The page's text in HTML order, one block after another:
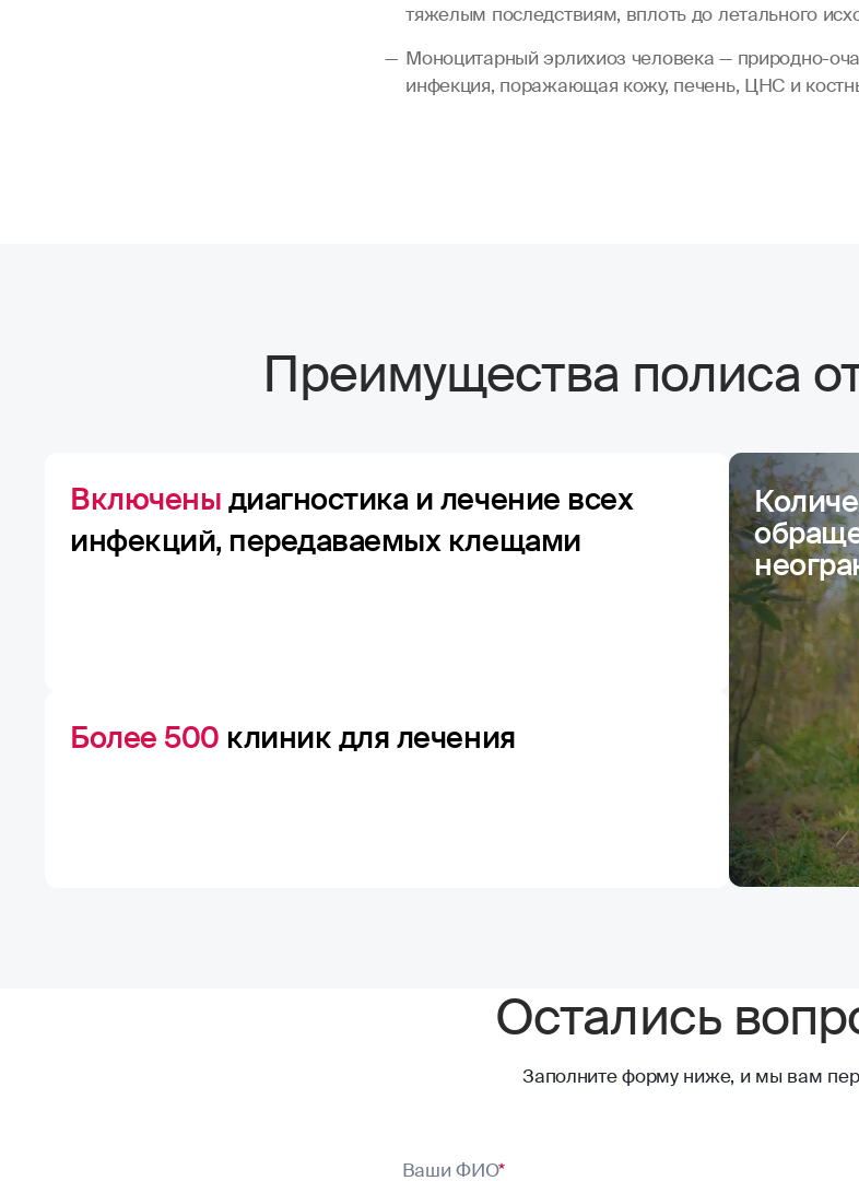
тяжелым последствиям, вплоть до летального
Моноцитарный эрлихиоз человека — природно-
инфекция, поражающая кожу, печень, ЦНС и
Преимущества полиса
Включены диагностика и лечение всех
инфекций, передаваемых клещами
Более 500 клиник для лечения
Остались
Заполните форму ниже, и мы вам
Ваши ФИО*